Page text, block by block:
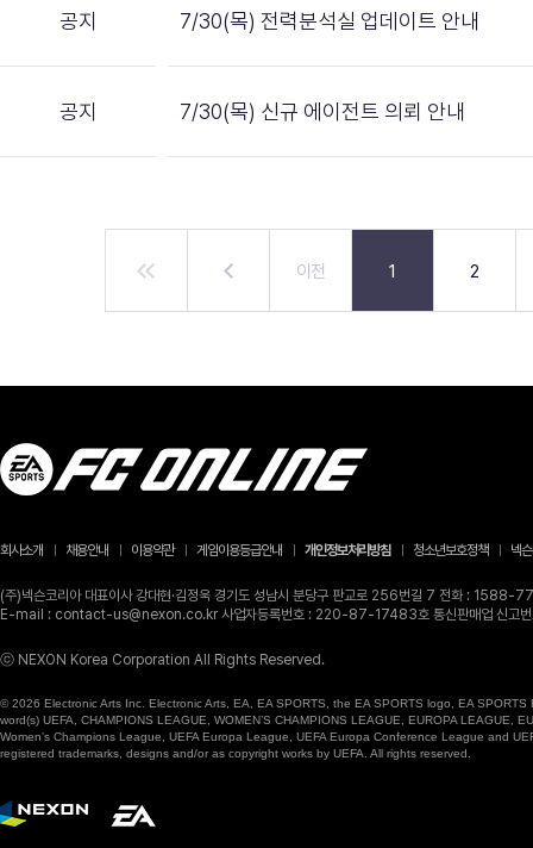
공지 7/30(목) 전력분석실 업데이트 안내
공지 7/30(목) 신규 에이전트 의뢰 안내
이전 1 2
회사소개 채용안내 이용약관 게임이용등급안내 개인정보처리방침 청소년보호정책 넥
(주)넥슨코리아 대표이사 강대현·김정욱 경기도 성남시 분당구 판교로 256번길 7 전화 :
E-mail : contact-us@nexon.co.kr 사업자등록번호 : 220-87-17483호 통신판매업 신고
ⓒ NEXON Korea Corporation All Rights Reserved.
© 2026 Electronic Arts Inc. Electronic Arts, EA, EA SPORTS, the EA SPORTS logo, EA
word(s) UEFA, CHAMPIONS LEAGUE, WOMEN’S CHAMPIONS LEAGUE, EUROPA LEAGUE,
Women’s Champions League, UEFA Europa League, UEFA Europa Conference League and
registered trademarks, designs and/or as copyright works by UEFA. All rights reserved.